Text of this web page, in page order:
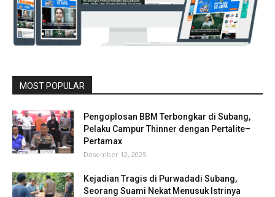
MOST POPULAR
Pengoplosan BBM Terbongkar di Subang,
Pelaku Campur Thinner dengan Pertalite–
Pertamax
Desember 12, 2025
Kejadian Tragis di Purwadadi Subang,
Seorang Suami Nekat Menusuk Istrinya